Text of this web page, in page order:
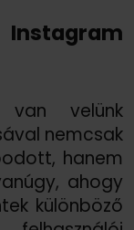
velünk
nemcsak
hanem
ahogy
különböző